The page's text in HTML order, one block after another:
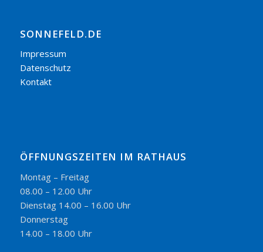
SONNEFELD.DE
Impressum
Datenschutz
Kontakt
ÖFFNUNGSZEITEN IM RATHAUS
Montag – Freitag
08.00 – 12.00 Uhr
Dienstag 14.00 – 16.00 Uhr
Donnerstag
14.00 – 18.00 Uhr